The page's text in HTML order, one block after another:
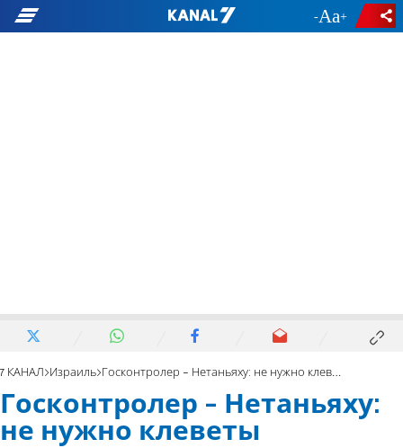
- +
7 КАНАЛ Израиль Госконтролер - Нетаньяху: не нужно клеветы
Госконтролер - Нетаньяху:
не нужно клеветы